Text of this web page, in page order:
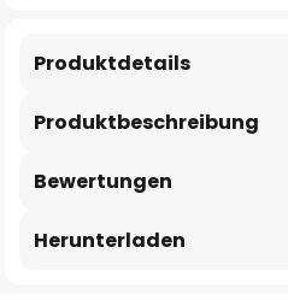
Produktbeschreibung
Produktdetails
Bewertungen
Herunterladen